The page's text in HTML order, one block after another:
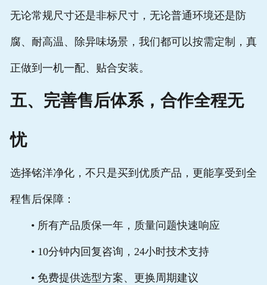
无论常规尺寸还是非标尺寸，无论普通环境还是防
腐、耐高温、除异味场景，我们都可以按需定制，真
正做到一机一配、贴合安装。
五、完善售后体系，合作全程无
忧
选择铭洋净化，不只是买到优质产品，更能享受到全
程售后保障：
• 所有产品质保一年，质量问题快速响应
• 10分钟内回复咨询，24小时技术支持
• 免费提供选型方案、更换周期建议